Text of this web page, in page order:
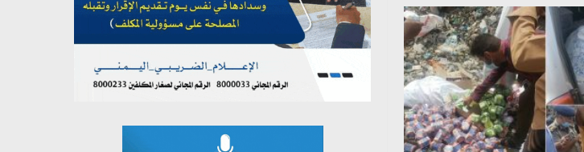
تستمعون لبرنامج (مع السيد القائد)
يوليو 26, 2026